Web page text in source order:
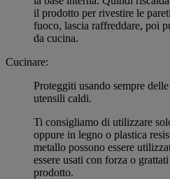
il prodotto per rivestire le
fuoco, lascia raffreddare, poi
da cucina.
Cucinare:
Proteggiti usando sempre
utensili caldi.
Ti consigliamo di utilizzare
oppure in legno o plastica
metallo possono essere
essere usati con forza o
prodotto.